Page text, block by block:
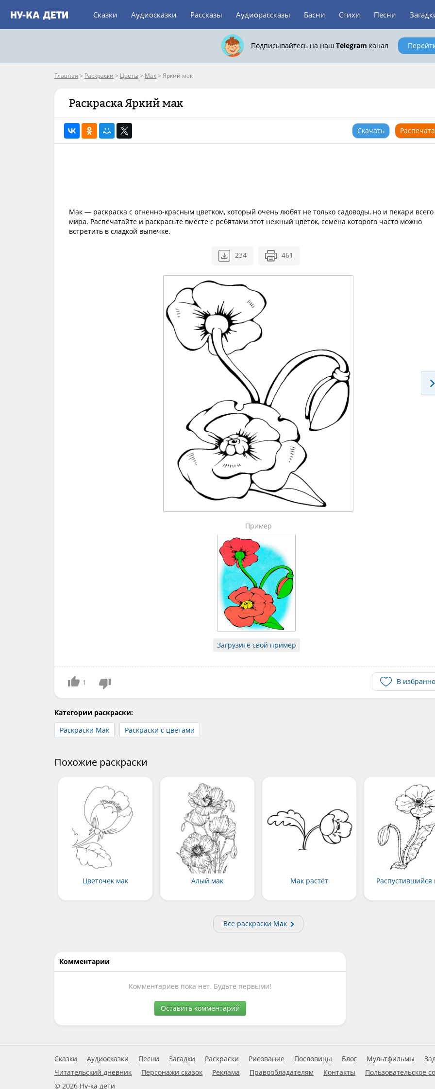
Сказки Аудиосказки Рассказы Аудиорассказы Басни Стихи Песни
Подписывайтесь на наш Telegram канал
Главная > Раскраски > Цветы > Мак> Яркий мак
Раскраска Яркий мак
Скачать
Мак — раскраска с огненно-красным цветком, который очень любят не только садоводы, но и пекари всего
мира. Распечатайте и раскрасьте вместе с ребятами этот нежный цветок, семена которого часто можно
встретить в сладкой выпечке.
234 461
Пример
Загрузите свой пример
1 В
Категории раскраски:
Раскраски Мак
Раскраски с цветами
Похожие раскраски
Цветочек мак Алый мак Мак растёт Распустившийся
Все раскраски Мак
Комментарии
Комментариев пока нет. Будьте первыми!
Оставить комментарий
Сказки Аудиосказки Песни Загадки Раскраски Рисование Пословицы Блог Мультфильмы
Читательский дневник
Персонажи сказок Реклама Правообладателям Контакты
Пользовательское
© 2026 Ну-ка дети